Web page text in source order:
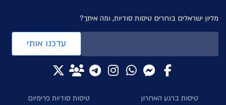
טיסות ברגע האחרון טיסות סודיות פרימיום
מליון ישראלים בוחרים טיסות סודיות, ומה איתך?
עדכנו אותי